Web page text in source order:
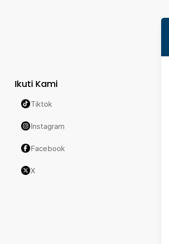
Ikuti Kami
Tiktok
Instagram
Facebook
X